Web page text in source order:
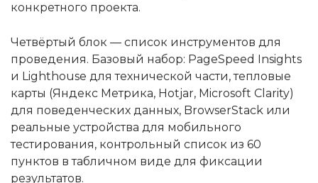
конкретного проекта.
Четвёртый блок — список инструментов для
проведения. Базовый набор: PageSpeed Insights
и Lighthouse для технической части, тепловые
карты (Яндекс Метрика, Hotjar, Microsoft Clarity)
для поведенческих данных, BrowserStack или
реальные устройства для мобильного
тестирования, контрольный список из 60
пунктов в табличном виде для фиксации
результатов.